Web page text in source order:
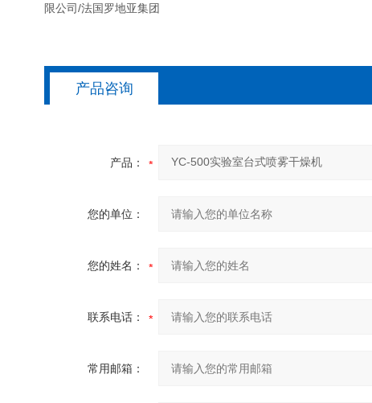
限公司/法国罗地亚集团
产品咨询
产品：
您的单位：
您的姓名：
联系电话：
常用邮箱：